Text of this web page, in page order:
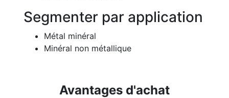
Segmenter par application
Métal minéral
Minéral non métallique
Avantages d'achat